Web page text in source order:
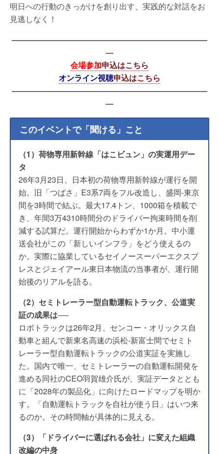
明日への行動のきっかけを創り出す、実践的な対話をお
見逃しなく！
—————————————————————————
—
会場参加申込はこちら
オンライン視聴申込はこちら
—————————————————————————
—
このイベントで「聞ける」こと
（1）荷物専用新幹線「はこビュン」の実運用デー
タ
26年3月23日、日本初の荷物専用新幹線が運行を開
始。旧「つばさ」E3系7両をフル改造し、盛岡-東京
間を3時間で結ぶ。最大17.4トン、1000箱を積載で
き、年間3万4310時間分のドライバー拘束時間を削
減する試算だ。運行開始からわずか1か月。中小運
送会社がこの「新しいインフラ」をどう使えるの
か。実際に協業しているセイノースーパーエクスプ
レスとジェイアール東日本物流の当事者が、運行開
始後のリアルを語る。
（2）セミトレーラー型自動運転トラック、公道実
証の成果は──
ロボトラックは26年2月、センコー・オリックス自
動車と組んで新東名高速の浜松-新富士間でセミト
レーラー型自動運転トラックの公道実証を実施し
た。国内で唯一、セミトレーラーの自動運転開発を
進める同社のCEO羽賀雄介氏が、実証データととも
に「2028年の製品化」に向けたロードマップを明か
す。「自動運転トラックを自社が使う日」はいつ来
るのか。その時間軸が具体的に見える。
（3）「ドライバーに選ばれる会社」に変えた組織
改編の中身